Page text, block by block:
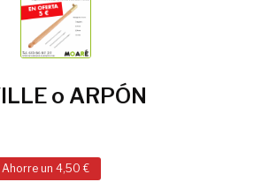
o ARPÓN
Ahorre un 4,50 €